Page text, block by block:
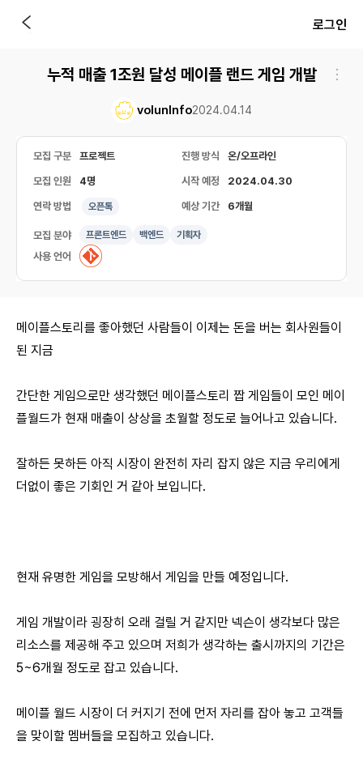
로그인
누적 매출 1조원 달성 메이플 랜드 게임 개발
volunInfo2024.04.14
모집 구분 프로젝트 진행 방식 온/오프라인
모집 인원 4명 시작 예정 2024.04.30
연락 방법 오픈톡 예상 기간 6개월
모집 분야 프론트엔드 백엔드 기획자
사용 언어
메이플스토리를 좋아했던 사람들이 이제는 돈을 버는 회사원들이
된 지금
간단한 게임으로만 생각했던 메이플스토리 짭 게임들이 모인 메이
플월드가 현재 매출이 상상을 초월할 정도로 늘어나고 있습니다.
잘하든 못하든 아직 시장이 완전히 자리 잡지 않은 지금 우리에게
더없이 좋은 기회인 거 같아 보입니다.
현재 유명한 게임을 모방해서 게임을 만들 예정입니다.
게임 개발이라 굉장히 오래 걸릴 거 같지만 넥슨이 생각보다 많은
리소스를 제공해 주고 있으며 저희가 생각하는 출시까지의 기간은
5~6개월 정도로 잡고 있습니다.
메이플 월드 시장이 더 커지기 전에 먼저 자리를 잡아 놓고 고객들
을 맞이할 멤버들을 모집하고 있습니다.